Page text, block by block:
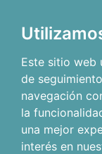
Este sitio web
de
navegación
la
una mejor
interés en